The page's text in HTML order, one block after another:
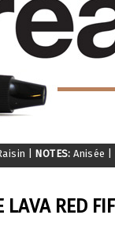
NOTES: Anisée
LAVA RED